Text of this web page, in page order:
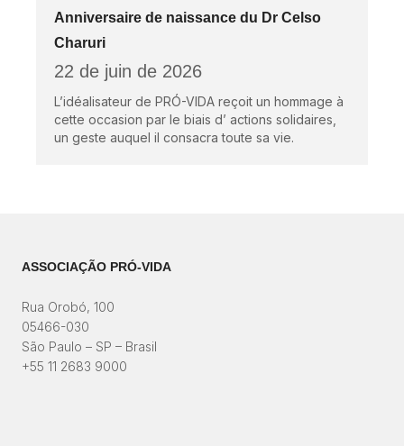
Anniversaire de naissance du Dr Celso
Charuri
22 de juin de 2026
L’idéalisateur de PRÓ-VIDA reçoit un hommage à
cette occasion par le biais d’ actions solidaires,
un geste auquel il consacra toute sa vie.
ASSOCIAÇÃO PRÓ-VIDA
Rua Orobó, 100
05466-030
São Paulo – SP – Brasil
+55 11 2683 9000